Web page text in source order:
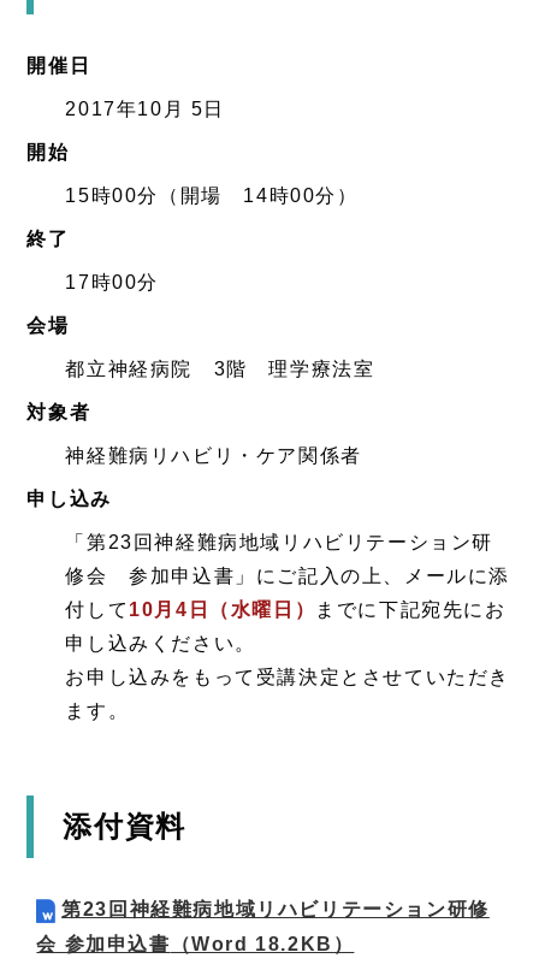
開催日
2017年10月 5日
開始
15時00分（開場 14時00分）
終了
17時00分
会場
都立神経病院 3階 理学療法室
対象者
神経難病リハビリ・ケア関係者
申し込み
「第23回神経難病地域リハビリテーション研
修会 参加申込書」にご記入の上、メールに添
付して 10月4日（水曜日）
までに下記宛先にお
申し込みください。
お申し込みをもって受講決定とさせていただき
ます。
添付資料
第23回神経難病地域リハビリテーション研修
会 参加申込書 （Word 18.2KB）